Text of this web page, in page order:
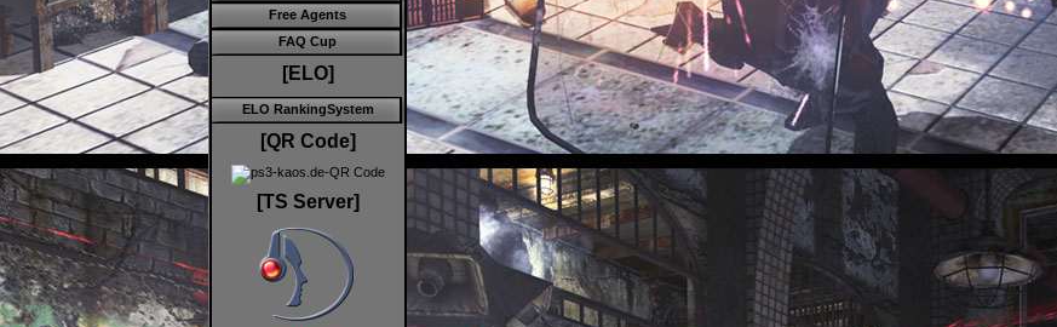
Free Agents
FAQ Cup
[ELO]
ELO RankingSystem
[QR Code]
[TS Server]